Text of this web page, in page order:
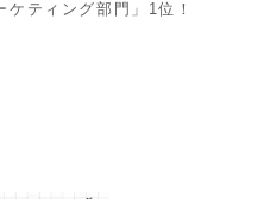
ティング部門」1位！